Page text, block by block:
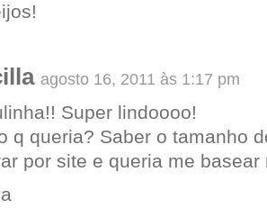
agosto 16, 2011 às 1:17 pm
Super lindoooo!
q queria? Saber o tamanho
por site e queria me